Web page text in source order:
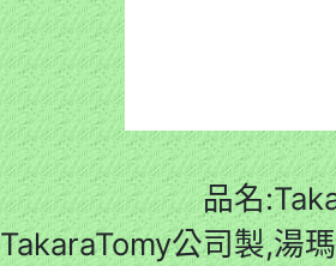
品名
TakaraTomy公司製,湯